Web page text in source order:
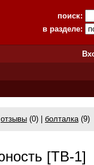
поиск:
в разделе:
отзывы (0) | болталка(9)
[ТВ-1]